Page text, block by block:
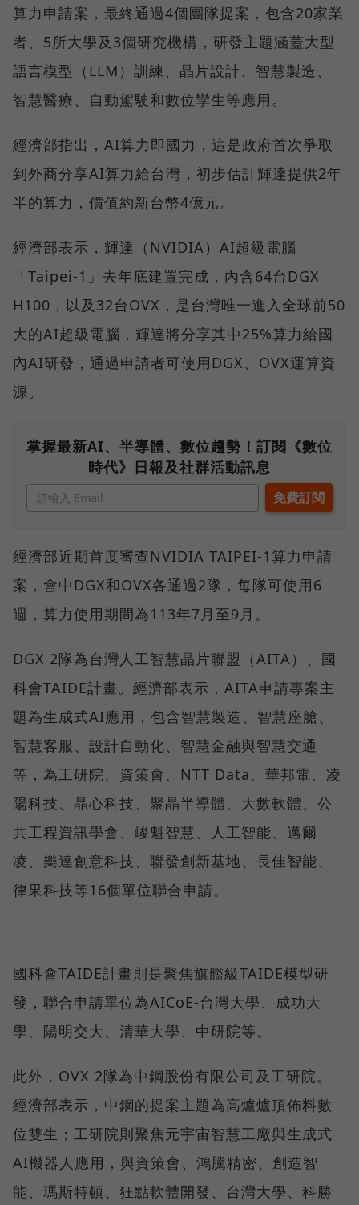
算力申請案，最終通過4個團隊提案，包含20家業
者、5所大學及3個研究機構，研發主題涵蓋大型
語言模型（LLM）訓練、晶片設計、智慧製造、
智慧醫療、自動駕駛和數位孿生等應用。
經濟部指出，AI算力即國力，這是政府首次爭取
到外商分享AI算力給台灣，初步估計輝達提供2年
半的算力，價值約新台幣4億元。
經濟部表示，輝達（NVIDIA）AI超級電腦
「Taipei-1」去年底建置完成，內含64台DGX
H100，以及32台OVX，是台灣唯一進入全球前50
大的AI超級電腦，輝達將分享其中25%算力給國
內AI研發，通過申請者可使用DGX、OVX運算資
源。
掌握最新AI、半導體、數位趨勢！訂閱《數位
時代》日報及社群活動訊息
經濟部近期首度審查NVIDIA TAIPEI-1算力申請
案，會中DGX和OVX各通過2隊，每隊可使用6
週，算力使用期間為113年7月至9月。
DGX 2隊為台灣人工智慧晶片聯盟（AITA）、國
科會TAIDE計畫。經濟部表示，AITA申請專案主
題為生成式AI應用，包含智慧製造、智慧座艙、
智慧客服、設計自動化、智慧金融與智慧交通
等，為工研院、資策會、NTT Data、華邦電、凌
陽科技、晶心科技、聚晶半導體、大數軟體、公
共工程資訊學會、峻魁智慧、人工智能、邁爾
凌、樂達創意科技、聯發創新基地、長佳智能、
律果科技等16個單位聯合申請。
國科會TAIDE計畫則是聚焦旗艦級TAIDE模型研
發，聯合申請單位為AICoE-台灣大學、成功大
學、陽明交大、清華大學、中研院等。
此外，OVX 2隊為中鋼股份有限公司及工研院。
經濟部表示，中鋼的提案主題為高爐爐頂佈料數
位雙生；工研院則聚焦元宇宙智慧工廠與生成式
AI機器人應用，與資策會、鴻騰精密、創造智
能、瑪斯特頓、狂點軟體開發、台灣大學、科勝